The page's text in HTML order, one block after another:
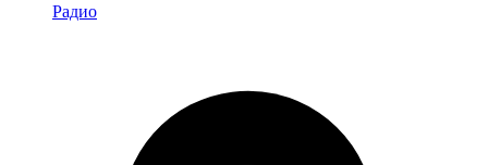
Радио